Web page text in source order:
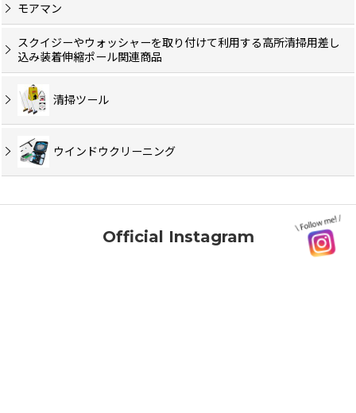
モアマン
スクイジーやウォッシャーを取り付けて利用する高所清掃用差し
込み装着伸縮ポール関連商品
清掃ツール
ウインドウクリーニング
Official Instagram